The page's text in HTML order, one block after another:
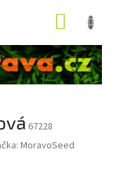
67228
MoravoSeed